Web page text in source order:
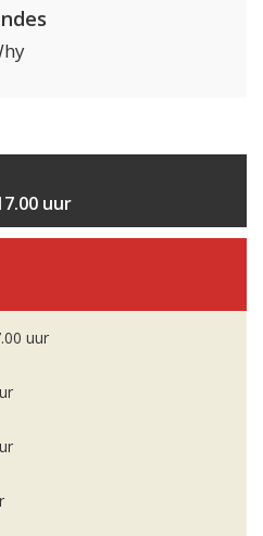
uur
uur